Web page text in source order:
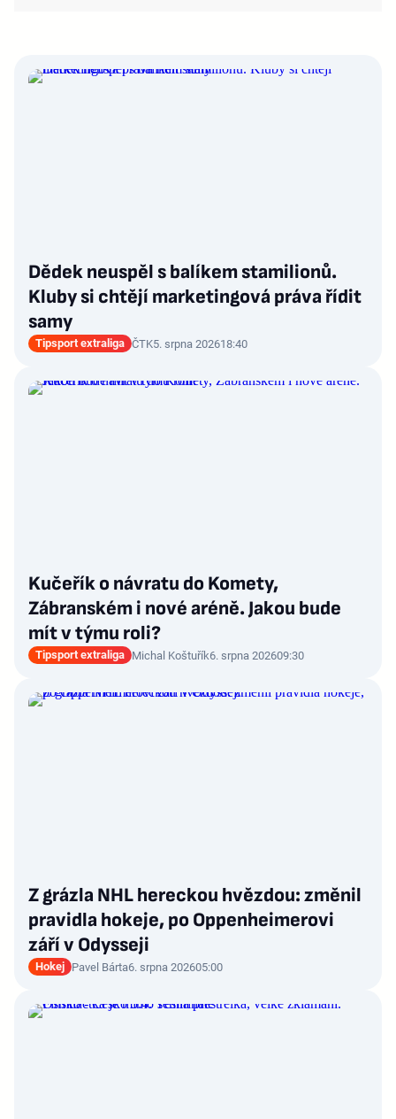
Dědek neuspěl s balíkem stamilionů.
Kluby si chtějí marketingová práva řídit
samy
Tipsport extraliga ČTK5. srpna 202618:40
Kučeřík o návratu do Komety,
Zábranském i nové aréně. Jakou bude
mít v týmu roli?
Tipsport extraliga Michal Koštuřík6. srpna 202609:30
Z grázla NHL hereckou hvězdou: změnil
pravidla hokeje, po Oppenheimerovi
září v Odysseji
Hokej Pavel Bárta6. srpna 202605:00